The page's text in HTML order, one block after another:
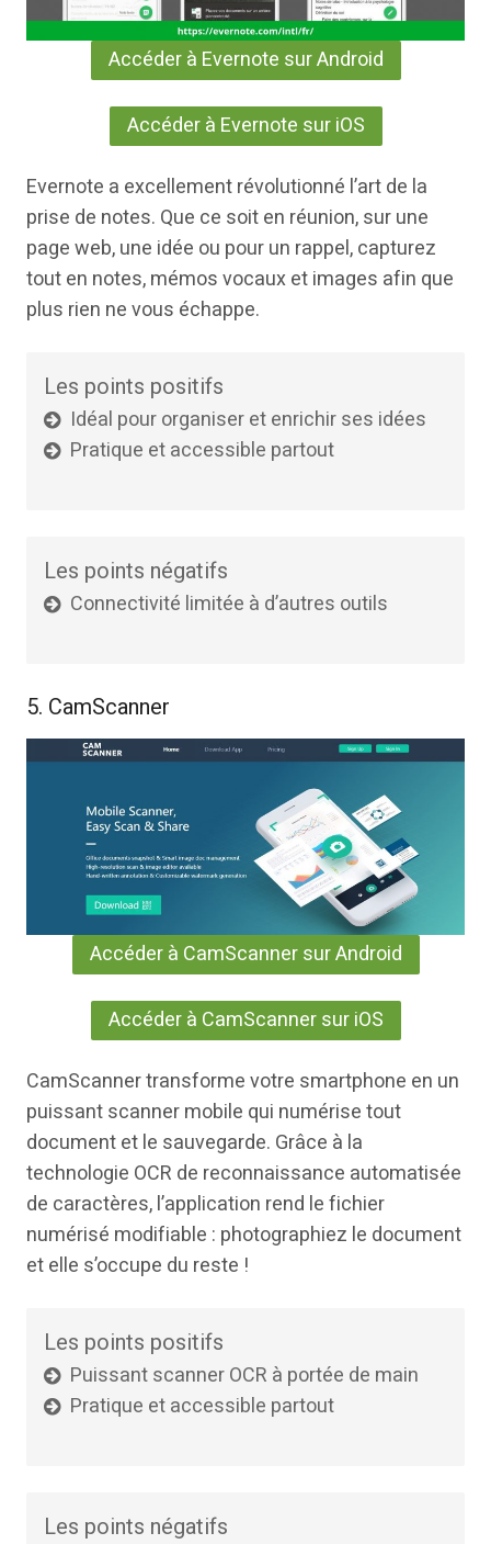
Accéder à Evernote sur Android
Accéder à Evernote sur iOS
Evernote a excellement révolutionné l’art de la
prise de notes. Que ce soit en réunion, sur une
page web, une idée ou pour un rappel, capturez
tout en notes, mémos vocaux et images afin que
plus rien ne vous échappe.
Les points positifs
Idéal pour organiser et enrichir ses idées
Pratique et accessible partout
Les points négatifs
Connectivité limitée à d’autres outils
5. CamScanner
Accéder à CamScanner sur Android
Accéder à CamScanner sur iOS
CamScanner transforme votre smartphone en un
puissant scanner mobile qui numérise tout
document et le sauvegarde. Grâce à la
technologie OCR de reconnaissance automatisée
de caractères, l’application rend le fichier
numérisé modifiable : photographiez le document
et elle s’occupe du reste !
Les points positifs
Puissant scanner OCR à portée de main
Pratique et accessible partout
Les points négatifs